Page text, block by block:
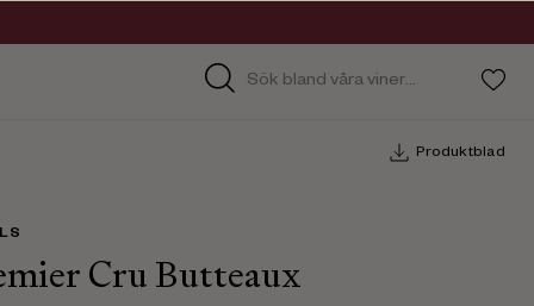
Produktblad
Cru Butteaux